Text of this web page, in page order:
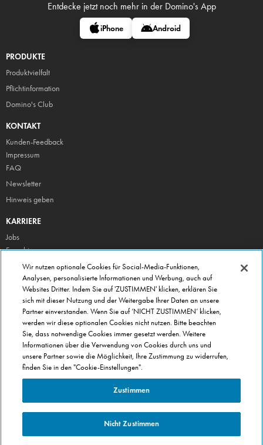
Entdecke jetzt noch mehr in der Domino's App
iPhone Android
PRODUKTE
Produktvielfalt
Pflichtinformation
Domino's Club
KONTAKT
Kunden-Feedback
Impressum
FAQ
Newsletter
Hinweis geben
KARRIERE
Jobs
Franchise
ÜBER DOMINO'S
Storesuche
Presse
Domino's App
Unternehmen
Geschenkgutscheine
Cookie Einstellungen
Datenschutz
Allgemeine Geschäftsbedingungen
ENGLISH VISITOR? CLICK
Wir nutzen optionale Cookies für Social-Media-Funktionen,
Analysen, personalisierte Informationen und Werbung, auch auf
Websites Dritter. Indem Sie auf 'ZUSTIMMEN' klicken, erklären Sie
sich mit dieser Nutzung und der Weitergabe Ihrer Daten an unsere
Partner einverstanden. Wenn Sie auf ‘NICHT ZUSTIMMEN’ klicken,
werden wir diese optionalen Cookies nicht nutzen. Bitte beachten
Sie, dass notwendige Cookies immer gesetzt werden. Weitere
Informationen über die Verwendung von Cookies durch uns und
unsere Partner sowie die Möglichkeit, Ihre Zustimmung zu widerrufen,
finden Sie in den "Cookie-Einstellungen".
Zustimmen
Nicht Zustimmen